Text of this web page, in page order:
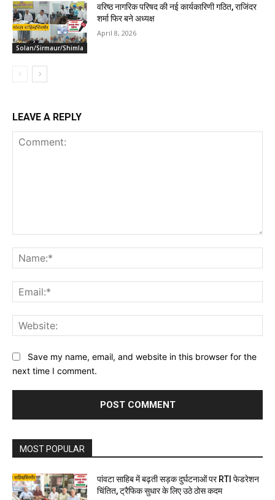
Solan/Sirmaur/Shimla
वरिष्ठ नागरिक परिषद की नई कार्यकारिणी गठित, राजिंदर
शर्मा फिर बने अध्यक्ष
April 8, 2026
LEAVE A REPLY
Save my name, email, and website in this browser for the
next time I comment.
MOST POPULAR
पांवटा साहिब में बढ़ती सड़क दुर्घटनाओं पर RTI फेडरेशन
चिंतित, ट्रैफिक सुधार के लिए उठे ठोस कदम